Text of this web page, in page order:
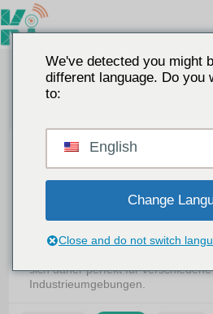
Industrielle 5G-Router
Unsere 5G-Industrierouter sind
Flaggschiffprodukte, die in einer
erhältlich sind, darunter Single-
Versionen. Sie zeichnen sich durch
sich daher perfekt für
Industrieumgebungen.
We've detected you might
different language. Do you
to:
English
Change
Close and do not switch